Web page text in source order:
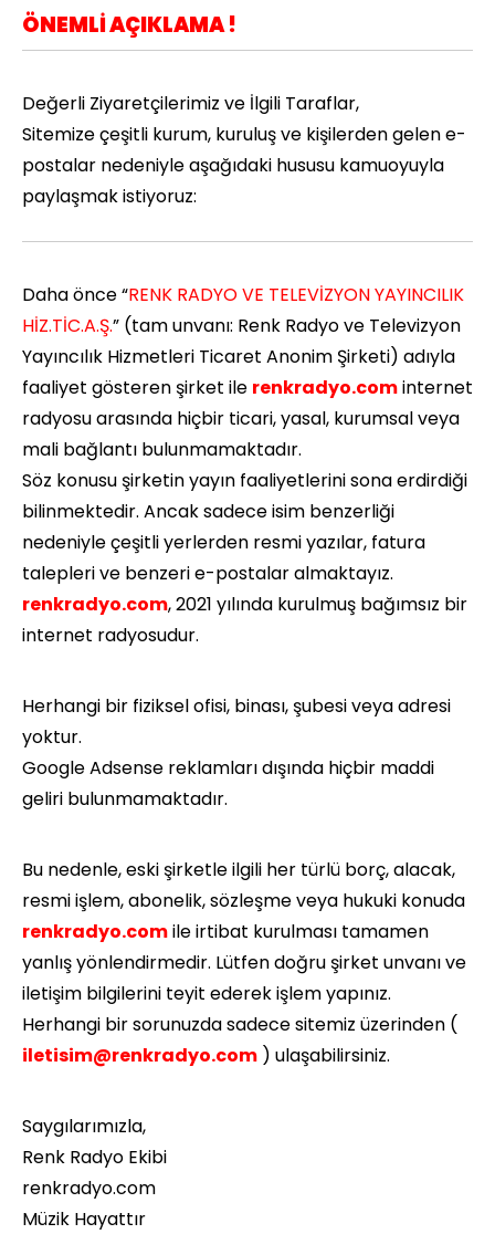
ÖNEMLİ AÇIKLAMA !
Değerli Ziyaretçilerimiz ve İlgili Taraflar,
Sitemize çeşitli kurum, kuruluş ve kişilerden gelen e-
postalar nedeniyle aşağıdaki hususu kamuoyuyla
paylaşmak istiyoruz:
Daha önce “RENK RADYO VE TELEVİZYON YAYINCILIK
HİZ.TİC.A.Ş.” (tam unvanı: Renk Radyo ve Televizyon
Yayıncılık Hizmetleri Ticaret Anonim Şirketi) adıyla
faaliyet gösteren şirket ile renkradyo.cominternet
radyosu arasında hiçbir ticari, yasal, kurumsal veya
mali bağlantı bulunmamaktadır.
Söz konusu şirketin yayın faaliyetlerini sona erdirdiği
bilinmektedir. Ancak sadece isim benzerliği
nedeniyle çeşitli yerlerden resmi yazılar, fatura
talepleri ve benzeri e-postalar almaktayız.
renkradyo.com, 2021 yılında kurulmuş bağımsız bir
internet radyosudur.
Herhangi bir fiziksel ofisi, binası, şubesi veya adresi
yoktur.
Google Adsense reklamları dışında hiçbir maddi
geliri bulunmamaktadır.
Bu nedenle, eski şirketle ilgili her türlü borç, alacak,
resmi işlem, abonelik, sözleşme veya hukuki konuda
renkradyo.comile irtibat kurulması tamamen
yanlış yönlendirmedir. Lütfen doğru şirket unvanı ve
iletişim bilgilerini teyit ederek işlem yapınız.
Herhangi bir sorunuzda sadece sitemiz üzerinden (
iletisim@renkradyo.com ) ulaşabilirsiniz.
Saygılarımızla,
Renk Radyo Ekibi
renkradyo.com
Müzik Hayattır